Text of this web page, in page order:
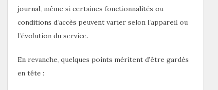
journal, même si certaines fonctionnalités ou
conditions d’accès peuvent varier selon l’appareil ou
l’évolution du service.
En revanche, quelques points méritent d’être gardés
en tête :